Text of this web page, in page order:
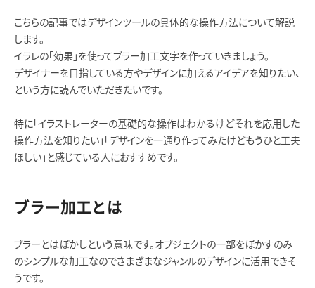
こちらの記事ではデザインツールの具体的な操作方法について解説
します。
イラレの「効果」を使ってブラー加工文字を作っていきましょう。
デザイナーを目指している方やデザインに加えるアイデアを知りたい、
という方に読んでいただきたいです。
特に「イラストレーターの基礎的な操作はわかるけどそれを応用した
操作方法を知りたい」「デザインを一通り作ってみたけどもうひと工夫
ほしい」と感じている人におすすめです。
ブラー加工とは
ブラーとはぼかしという意味です。オブジェクトの一部をぼかすのみ
のシンプルな加工なのでさまざまなジャンルのデザインに活用できそ
うです。